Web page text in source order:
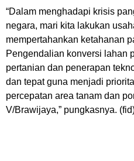
“Dalam menghadapi krisis
negara, mari kita lakukan
mempertahankan ketahanan
Pengendalian konversi lahan
pertanian dan penerapan
dan tepat guna menjadi
percepatan area tanam dan
V/Brawijaya,” pungkasnya.